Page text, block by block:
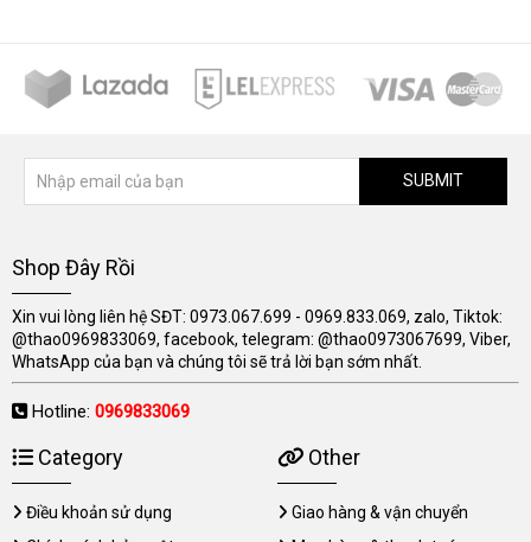
SUBMIT
Shop Đây Rồi
Xin vui lòng liên hệ SĐT: 0973.067.699 - 0969.833.069, zalo, Tiktok:
@thao0969833069, facebook, telegram: @thao0973067699, Viber,
WhatsApp của bạn và chúng tôi sẽ trả lời bạn sớm nhất.
Hotline: 0969833069
Category
Điều khoản sử dụng
Other
Giao hàng & vận chuyển